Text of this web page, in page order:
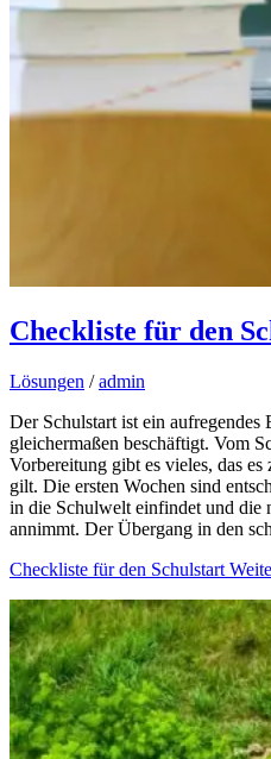
Checkliste für den
Lösungen /admin
Der Schulstart ist ein
gleichermaßen beschäftigt. Vom
Vorbereitung gibt es vieles, das
gilt. Die ersten Wochen sind
in die Schulwelt einfindet und die
annimmt. Der Übergang in den
Checkliste für den Schulstart